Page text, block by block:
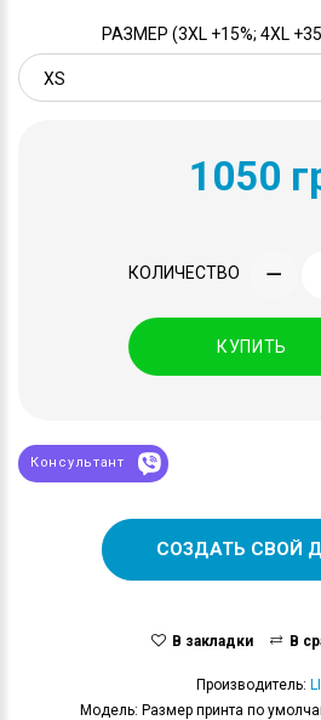
РАЗМЕР (3XL +15%; 4XL
1050
КОЛИЧЕСТВО
КУПИТЬ
Консультант
СОЗДАТЬ СВОЙ
В закладки В
Производитель:
Модель: Размер принта по